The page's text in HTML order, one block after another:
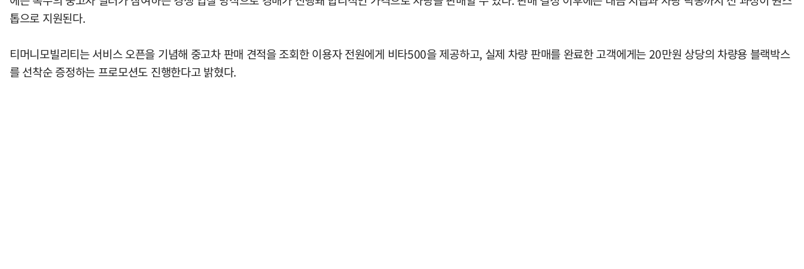
톱으로 지원된다.
티머니모빌리티는 서비스 오픈을 기념해 중고차 판매 견적을 조회한 이용자 전원에게 비타500을 제공하고, 실제 차량 판매를 완료한 고객에게는 20만원 상당의 차량용 블랙박스
를 선착순 증정하는 프로모션도 진행한다고 밝혔다.